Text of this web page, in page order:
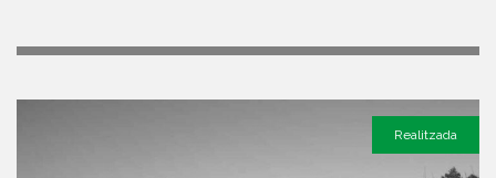
Realitzada